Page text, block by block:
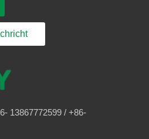
13867772599 / +86-